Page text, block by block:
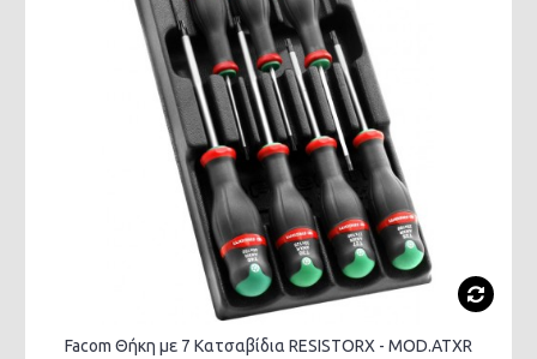
Facom Θήκη με 7 Κατσαβίδια RESISTORX - MOD.ATXR